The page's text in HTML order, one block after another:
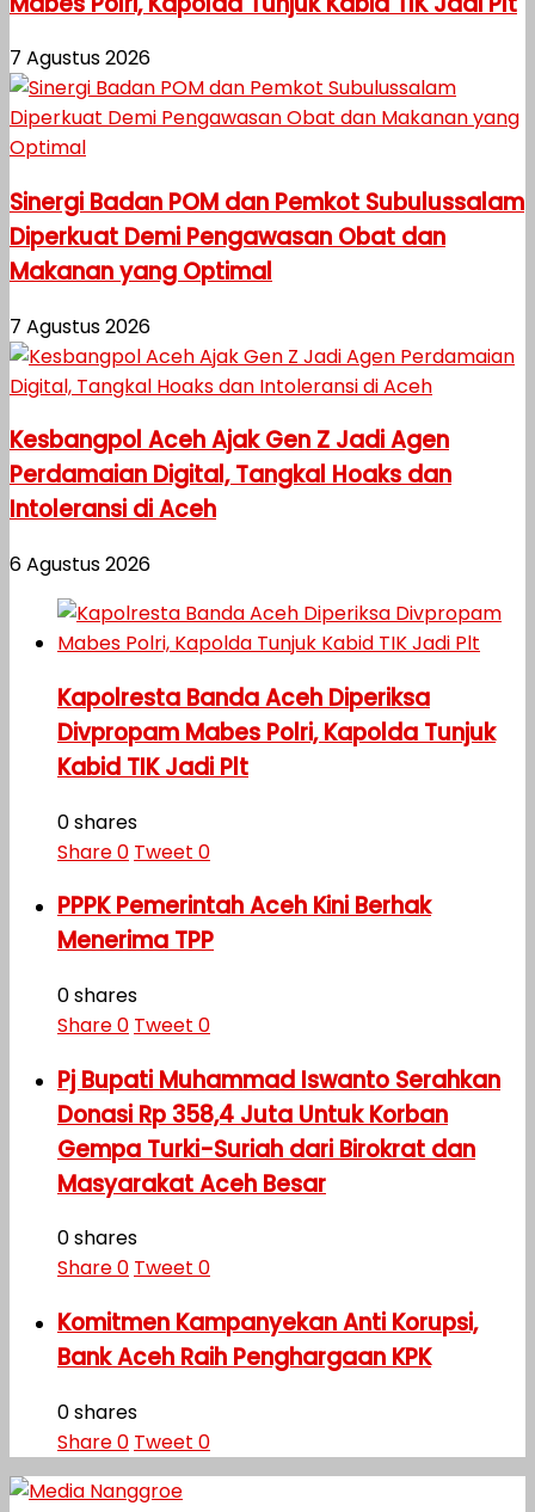
7 Agustus 2026
Sinergi Badan POM dan Pemkot Subulussalam
Diperkuat Demi Pengawasan Obat dan
Makanan yang Optimal
7 Agustus 2026
Kesbangpol Aceh Ajak Gen Z Jadi Agen
Perdamaian Digital, Tangkal Hoaks dan
Intoleransi di Aceh
6 Agustus 2026
Kapolresta Banda Aceh Diperiksa
Divpropam Mabes Polri, Kapolda Tunjuk
Kabid TIK Jadi Plt
0 shares
Share0 Tweet 0
PPPK Pemerintah Aceh Kini Berhak
Menerima TPP
0 shares
Share0 Tweet 0
Pj Bupati Muhammad Iswanto Serahkan
Donasi Rp 358,4 Juta Untuk Korban
Gempa Turki-Suriah dari Birokrat dan
Masyarakat Aceh Besar
0 shares
Share0 Tweet 0
Komitmen Kampanyekan Anti Korupsi,
Bank Aceh Raih Penghargaan KPK
0 shares
Share0 Tweet 0